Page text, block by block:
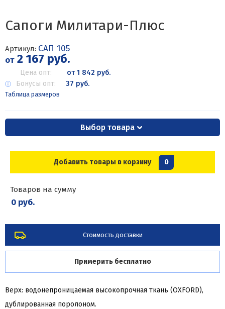
Сапоги Милитари-Плюс
Артикул: САП 105
от2 167 руб.
Цена опт:
от 1 842 руб.
Бонусы опт:
37 руб.
Таблица размеров
Выбор товара
Добавить товары в корзину 0
Товаров на сумму
0 руб.
Стоимость доставки
Примерить бесплатно
Верх: водонепроницаемая высокопрочная ткань (OXFORD),
дублированная поролоном.